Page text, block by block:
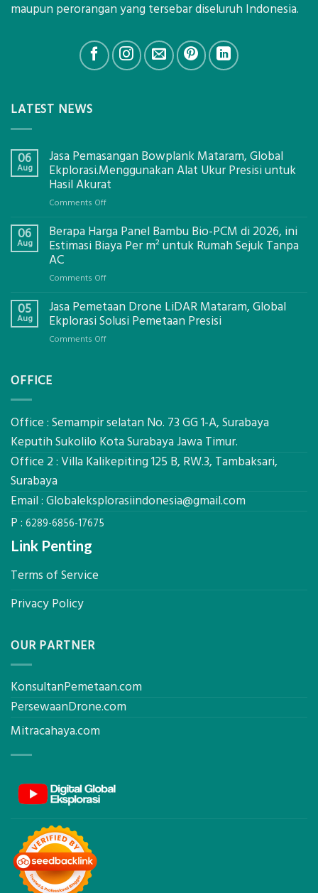
maupun perorangan yang tersebar diseluruh Indonesia.
LATEST NEWS
06
Aug
Jasa Pemasangan Bowplank Mataram, Global
Ekplorasi.Menggunakan Alat Ukur Presisi untuk
Hasil Akurat
Comments Offon
Pemasangan
Bowplank
Ukur
Presisi
untuk
06
Aug
Berapa Harga Panel Bambu Bio-PCM di 2026, ini
Estimasi Biaya Per m² untuk Rumah Sejuk Tanpa
AC
Comments Offon
Harga
Panel
Biaya
Per
untuk
Sejuk
Tanpa
05
Aug
Jasa Pemetaan Drone LiDAR Mataram, Global
Ekplorasi Solusi Pemetaan Presisi
Comments Offon
Global
Solusi
Pemetaan
OFFICE
Office : Semampir selatan No. 73 GG 1-A, Surabaya
Keputih Sukolilo Kota Surabaya Jawa Timur.
Office 2 : Villa Kalikepiting 125 B, RW.3, Tambaksari,
Surabaya
Email : Globaleksplorasiindonesia@gmail.com
P : 6289-6856-17675
Link Penting
Terms of Service
Privacy Policy
OUR PARTNER
KonsultanPemetaan.com
PersewaanDrone.com
Mitracahaya.com